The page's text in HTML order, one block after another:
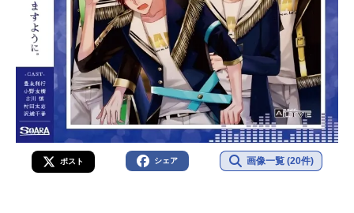
ポスト シェア 画像一覧 (20件)